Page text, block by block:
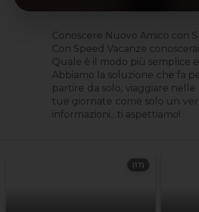
Conoscere Nuovo Amico con
Con Speed Vacanze
Quale è il modo più semplice
Abbiamo la soluzione che fa
partire da solo, viaggiare
tue giornate come solo un
informazioni…ti aspettiamo!
(17)